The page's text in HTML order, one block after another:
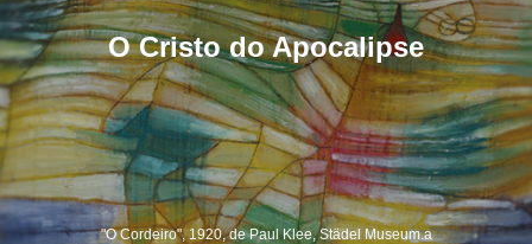
O Cristo do Apocalipse
"O Cordeiro", 1920, de Paul Klee, Städel Museum.a